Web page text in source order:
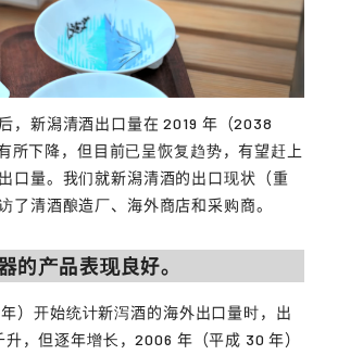
，新潟清酒出口量在 2019 年（2038
所下降，但目前已呈恢复趋势，有望赶上
口量。我们就新潟清酒的出口现状（重
了清酒酿造厂、海外商店和采购商。
的产品表现良好。
年）开始统计新泻酒的海外出口量时，出
升，但逐年增长，2006 年（平成 30 年）